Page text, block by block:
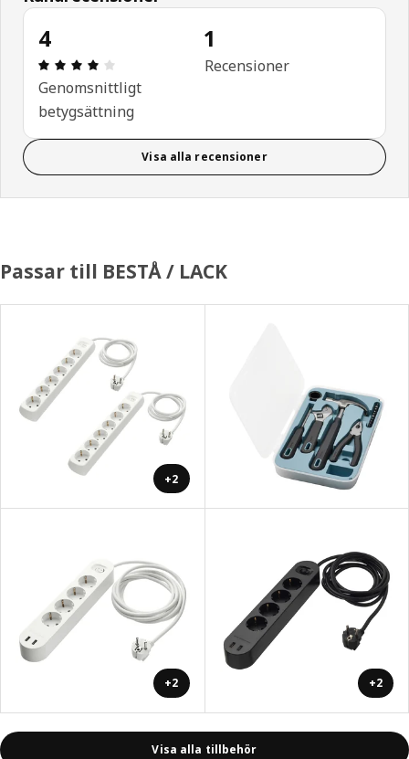
4
Recension: 4 utav 5 stjärnor. Totalt antal
Genomsnittligt
betygsättning
1
Recensioner
Visa alla recensioner
Passar till BESTÅ / LACK
+2
+2 +2
Visa alla tillbehör